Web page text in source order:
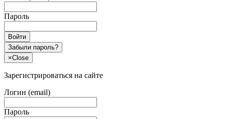
Пароль
Войти
Забыли пароль?
×Close
Зарегистрироваться на сайте
Логин (email)
Пароль